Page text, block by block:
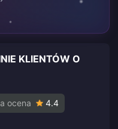
KLIENTÓW O
ocena 4.4